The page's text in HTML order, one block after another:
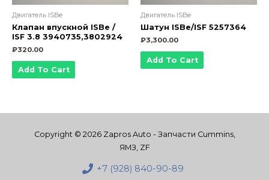
Двигатель ISBe
Клапан впускной ISBe /
ISF 3.8 3940735,3802924
₽320.00
Add To Cart
Двигатель ISBe
Шатун ISBe/ISF 5257364
₽3,300.00
Add To Cart
Copyright © 2026 Zapros Auto - Запчасти Cummins,
ЯМЗ, ZF
+7 (928) 840-90-89